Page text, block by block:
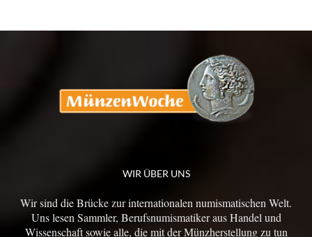
WIR ÜBER UNS
Wir sind die Brücke zur internationalen numismatischen Welt.
Uns lesen Sammler, Berufsnumismatiker aus Handel und
Wissenschaft sowie alle, die mit der Münzherstellung zu tun